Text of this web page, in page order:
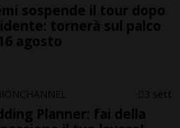
sospende il tour dopo
tornerà sul palco
agosto
3 sett
Planner: fai della